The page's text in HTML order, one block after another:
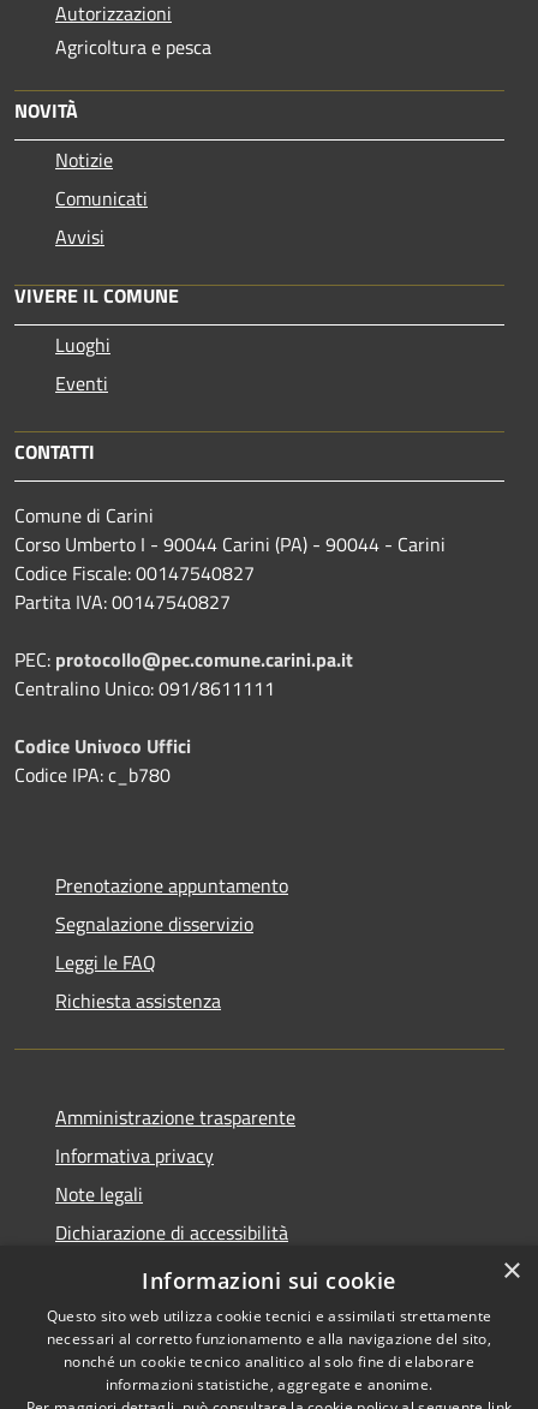
Autorizzazioni
Agricoltura e pesca
NOVITÀ
Notizie
Comunicati
Avvisi
VIVERE IL COMUNE
Luoghi
Eventi
CONTATTI
Comune di Carini
Corso Umberto I - 90044 Carini (PA) - 90044 - Carini
Codice Fiscale: 00147540827
Partita IVA: 00147540827
PEC: protocollo@pec.comune.carini.pa.it
Centralino Unico: 091/8611111
Codice Univoco Uffici
Codice IPA: c_b780
Prenotazione appuntamento
Segnalazione disservizio
Leggi le FAQ
Richiesta assistenza
Amministrazione trasparente
Informativa privacy
Note legali
Dichiarazione di accessibilità
Privacy e protezione dei dati
Copyright © 2026 • Comune di
×
Informazioni sui cookie
Questo sito web utilizza cookie tecnici e assimilati strettamente
necessari al corretto funzionamento e alla navigazione del sito,
nonché un cookie tecnico analitico al solo fine di elaborare
informazioni statistiche, aggregate e anonime.